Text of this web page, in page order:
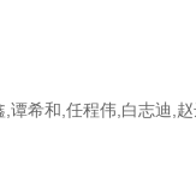
谭希和,任程伟,白志迪,